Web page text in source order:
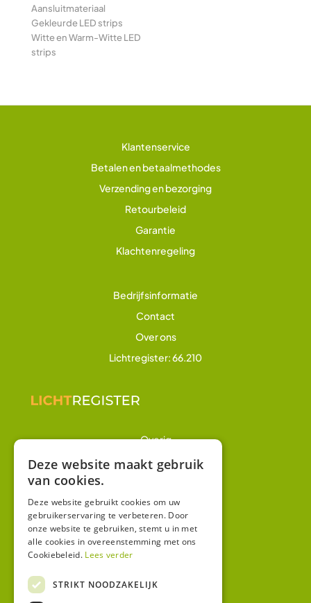
Aansluitmateriaal
Gekleurde LED strips
Witte en Warm-Witte LED
strips
Klantenservice
Betalen en betaalmethodes
Verzending en bezorging
Retourbeleid
Garantie
Klachtenregeling
Bedrijfsinformatie
Contact
Over ons
Lichtregister: 66.210
Overig
Winkel
Algemene voorwaarden
Privacy
Bezoekadres:
Deze website maakt gebruik
van cookies.
Deze website gebruikt cookies om uw
gebruikerservaring te verbeteren. Door
onze website te gebruiken, stemt u in met
alle cookies in overeenstemming met ons
Cookiebeleid. Lees verder
STRIKT NOODZAKELIJK